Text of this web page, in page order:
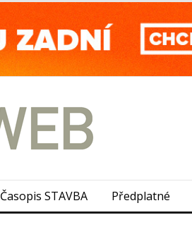
Časopis STAVBA Předplatné